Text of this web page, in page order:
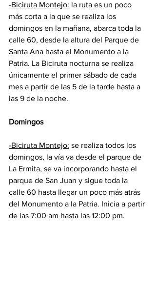
-Biciruta Montejo: la ruta es un poco
más corta a la que se realiza los
domingos en la mañana, abarca toda la
calle 60, desde la altura del Parque de
Santa Ana hasta el Monumento a la
Patria. La Biciruta nocturna se realiza
únicamente el primer sábado de cada
mes a partir de las 5 de la tarde hasta a
las 9 de la noche.
Domingos
-Biciruta Montejo: se realiza todos los
domingos, la vía va desde el parque de
La Ermita, se va incorporando hasta el
parque de San Juan y sigue toda la
calle 60 hasta llegar un poco más atrás
del Monumento a la Patria. Inicia a partir
de las 7:00 am hasta las 12:00 pm.